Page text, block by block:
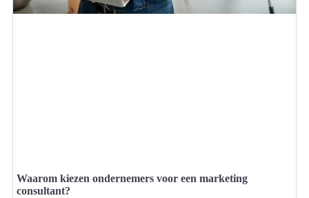
Waarom kiezen ondernemers voor een marketing
consultant?